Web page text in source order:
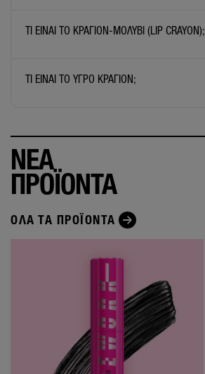
ΤΙ ΕΙΝΑΙ TO ΚΡΑΓΙΟΝ-ΜΟΛΥΒΙ (LIP CRAYON);
ΤΙ ΕΙΝΑΙ ΤΟ ΥΓΡΟ ΚΡΑΓΙΟΝ;
ΝΕΑ
ΠΡΟΪΟΝΤΑ
ΌΛΑ ΤΑ ΠΡΟΪΌΝΤΑ